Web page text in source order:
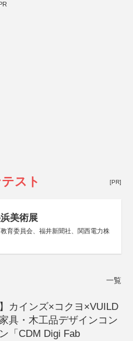
スト [PR]
美術展
育委員会、福井新聞社、関西電力株
一覧
】カインズ×コクヨ×VUILD
具・木工品デザインコン
「CDM Digi Fab